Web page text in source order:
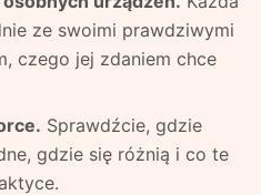
ze swoimi prawdziwymi
czego jej zdaniem chce
Sprawdźcie, gdzie
gdzie się różnią i co te